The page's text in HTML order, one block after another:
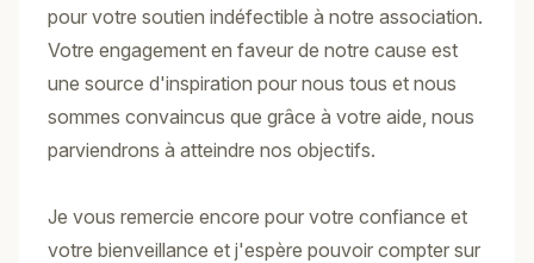
pour votre soutien indéfectible à notre association.
Votre engagement en faveur de notre cause est
une source d'inspiration pour nous tous et nous
sommes convaincus que grâce à votre aide, nous
parviendrons à atteindre nos objectifs.
Je vous remercie encore pour votre confiance et
votre bienveillance et j'espère pouvoir compter sur